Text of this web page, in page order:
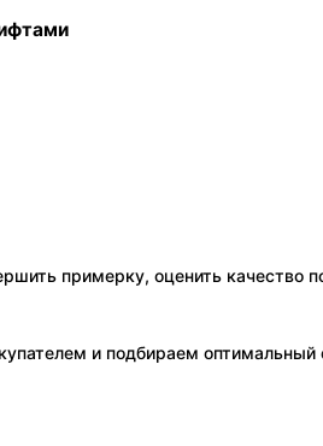
примерку, оценить качество
и подбираем